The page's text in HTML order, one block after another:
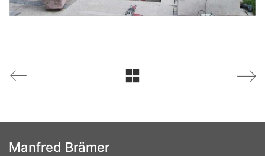
Manfred Brämer